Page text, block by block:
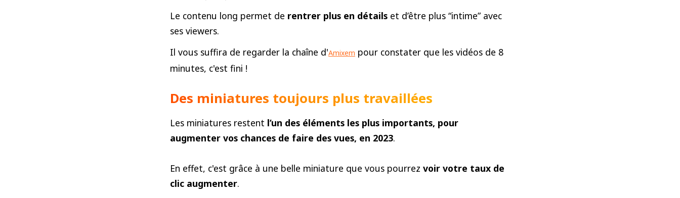
Le contenu long permet de rentrer plus en détails et d’être plus “intime” avec
ses viewers.
Il vous suffira de regarder la chaîne d'Amixem pour constater que les vidéos de 8
minutes, c'est fini !
Des miniatures toujours plus travaillées
Les miniatures restent l’un des éléments les plus importants, pour
augmenter vos chances de faire des vues, en 2023.
En effet, c'est grâce à une belle miniature que vous pourrez voir votre taux de
clic augmenter.